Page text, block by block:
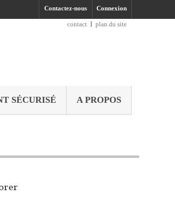
Connexion
Contactez-nous
contact
plan du site
SÉCURISÉ A PROPOS